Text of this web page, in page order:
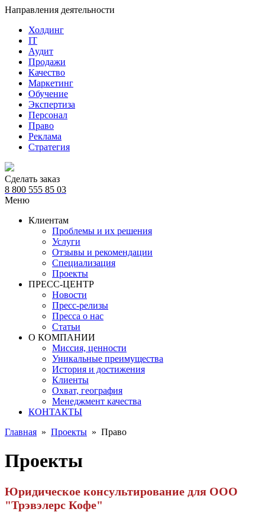
Направления деятельности
Холдинг
IT
Аудит
Продажи
Качество
Маркетинг
Обучение
Экспертиза
Персонал
Право
Реклама
Стратегия
Сделать заказ
8 800 555 85 03
Меню
Клиентам
Проблемы и их решения
Услуги
Отзывы и рекомендации
Специализация
Проекты
ПРЕСС-ЦЕНТР
Новости
Пресс-релизы
Пресса о нас
Статьи
О КОМПАНИИ
Миссия, ценности
Уникальные преимущества
История и достижения
Клиенты
Охват, география
Менеджмент качества
КОНТАКТЫ
Главная » Проекты » Право
Проекты
Юридическое консультирование для ООО
"Трэвэлерс Кофе"